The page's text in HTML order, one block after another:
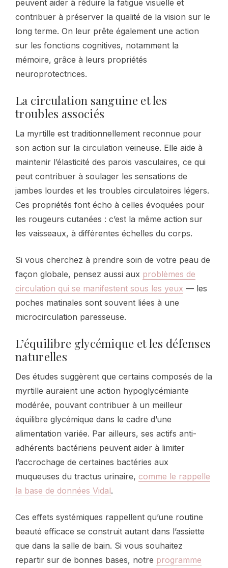
peuvent aider à réduire la fatigue visuelle et
contribuer à préserver la qualité de la vision sur le
long terme. On leur prête également une action
sur les fonctions cognitives, notamment la
mémoire, grâce à leurs propriétés
neuroprotectrices.
La circulation sanguine et les
troubles associés
La myrtille est traditionnellement reconnue pour
son action sur la circulation veineuse. Elle aide à
maintenir l’élasticité des parois vasculaires, ce qui
peut contribuer à soulager les sensations de
jambes lourdes et les troubles circulatoires légers.
Ces propriétés font écho à celles évoquées pour
les rougeurs cutanées : c’est la même action sur
les vaisseaux, à différentes échelles du corps.
Si vous cherchez à prendre soin de votre peau de
façon globale, pensez aussi aux problèmes de
circulation qui se manifestent sous les yeux — les
poches matinales sont souvent liées à une
microcirculation paresseuse.
L’équilibre glycémique et les défenses
naturelles
Des études suggèrent que certains composés de la
myrtille auraient une action hypoglycémiante
modérée, pouvant contribuer à un meilleur
équilibre glycémique dans le cadre d’une
alimentation variée. Par ailleurs, ses actifs anti-
adhérents bactériens peuvent aider à limiter
l’accrochage de certaines bactéries aux
muqueuses du tractus urinaire, comme le rappelle
la base de données Vidal.
Ces effets systémiques rappellent qu’une routine
beauté efficace se construit autant dans l’assiette
que dans la salle de bain. Si vous souhaitez
repartir sur de bonnes bases, notre programme